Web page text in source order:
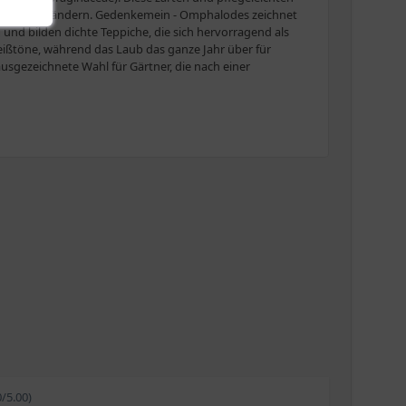
Gedenkemein - Omphalodes zeichnet
bilden dichte Teppiche, die sich hervorragend als
während das Laub das ganze Jahr über für
Wahl für Gärtner, die nach einer
5.00)